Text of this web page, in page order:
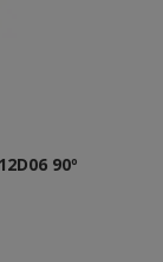
90º